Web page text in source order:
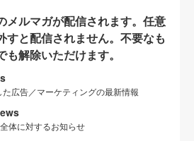
メルマガが配信されます。任意
すと配信されません。不要なも
解除いただけます。
広告／マーケティングの最新情報
体に対するお知らせ